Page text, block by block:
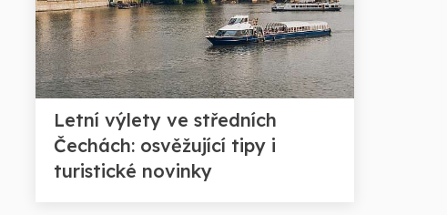
Letní výlety ve středních
Čechách: osvěžující tipy i
turistické novinky